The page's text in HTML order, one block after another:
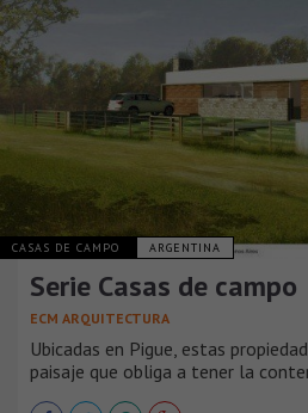
CASAS DE CAMPO ARGENTINA
Serie Casas de campo
ECM ARQUITECTURA
Ubicadas en Pigue, estas
paisaje que obliga a tener la